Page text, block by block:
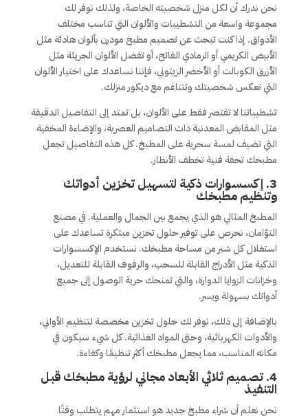
نحن ندرك أن لكل منزل شخصيته الخاصة، ولذلك نوفر لك
مجموعة واسعة من التشطيبات والألوان التي تناسب مختلف
الأذواق. إذا كنت تبحث عن تصميم مطبخ مودرن بألوان هادئة مثل
الأبيض الكريمي أو الرمادي الفاتح، أو تفضل الألوان الجريئة مثل
الأزرق الكوبالت أو الأخضر الزيتوني، فإننا نساعدك على اختيار الألوان
التي تعكس شخصيتك وتتناغم مع ديكور منزلك.
تشطيباتنا لا تقتصر فقط على الألوان، بل تمتد إلى التفاصيل الدقيقة
مثل المقابض المعدنية ذات التصاميم العصرية، والإضاءة المخفية
التي تضيف لمسة سحرية على المطبخ. كل هذه التفاصيل تجعل
مطبخك تحفة فنية تخطف الأنظار.
3. إكسسوارات ذكية لتسهيل تخزين أدواتك
وتنظيم مطبخك
المطبخ المثالي هو الذي يجمع بين الجمال والعملية. في مصنع
التؤامان، نحرص على توفير حلول تخزين مبتكرة تساعدك على
استغلال كل شبر من مساحة مطبخك. نستخدم الإكسسوارات
الذكية مثل الأدراج القابلة للسحب، والرفوف القابلة للتعديل،
وخزانات الزوايا الدوارة، والتي تمنحك حرية الوصول إلى جميع
أدواتك بسهولة ويسر.
بالإضافة إلى ذلك، نوفر لك حلول تخزين مخصصة لتنظيم الأواني،
والأدوات الكهربائية، وحتى المواد الغذائية. كل شيء سيكون في
مكانه المناسب، مما يجعل مطبخك أكثر تنظيمًا وكفاءة.
4. تصميم ثلاثي الأبعاد مجاني لرؤية مطبخك قبل
التنفيذ
نحن نعلم أن شراء مطبخ جديد هو استثمار مهم يتطلب وقتًا